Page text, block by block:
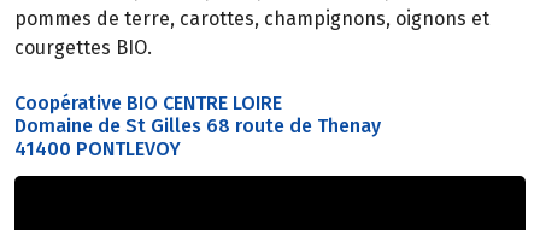
pommes de terre, carottes, champignons, oignons et
courgettes BIO.
Coopérative BIO CENTRE LOIRE
Domaine de St Gilles 68 route de Thenay
41400 PONTLEVOY